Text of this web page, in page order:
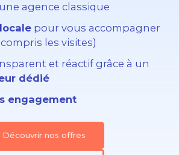
agence classique
pour vous accompagner
compris les visites)
et réactif grâce à un
dédié
engagement
Découvrir nos offres